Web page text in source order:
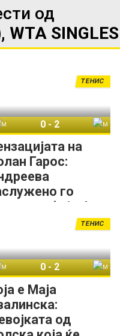
од
SINGLES
на
Гарос:
го
трофејот!
ТЕНИС
0 - 2
е Маја
од
ТЕНИС
0-2